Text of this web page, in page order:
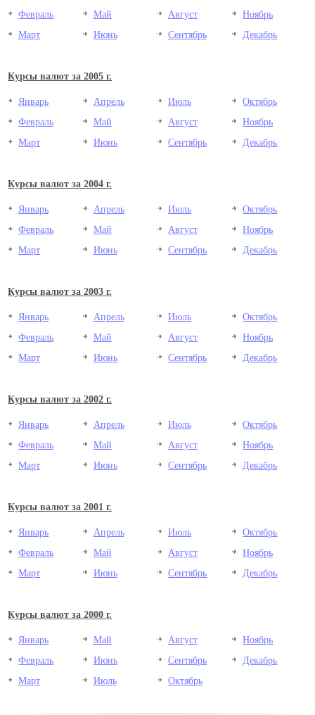
Февраль
Март
Май
Июнь
Август
Сентябрь
Ноябрь
Декабрь
Курсы валют за 2005 г.
Январь
Февраль
Март
Апрель
Май
Июнь
Июль
Август
Сентябрь
Октябрь
Ноябрь
Декабрь
Курсы валют за 2004 г.
Январь
Февраль
Март
Апрель
Май
Июнь
Июль
Август
Сентябрь
Октябрь
Ноябрь
Декабрь
Курсы валют за 2003 г.
Январь
Февраль
Март
Апрель
Май
Июнь
Июль
Август
Сентябрь
Октябрь
Ноябрь
Декабрь
Курсы валют за 2002 г.
Январь
Февраль
Март
Апрель
Май
Июнь
Июль
Август
Сентябрь
Октябрь
Ноябрь
Декабрь
Курсы валют за 2001 г.
Январь
Февраль
Март
Апрель
Май
Июнь
Июль
Август
Сентябрь
Октябрь
Ноябрь
Декабрь
Курсы валют за 2000 г.
Январь
Февраль
Март
Май
Июнь
Июль
Август
Сентябрь
Октябрь
Ноябрь
Декабрь